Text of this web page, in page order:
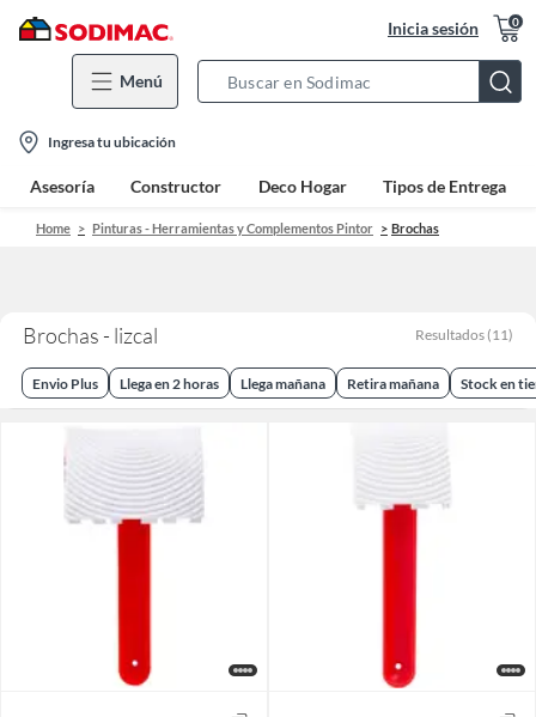
Inicia sesión 0
Menú
Bar
location-
icon
Ingresa tu ubicación
Asesoría Constructor Deco Hogar Tipos de Entrega
Home Pinturas - Herramientas y Complementos Pintor Brochas
Brochas - lizcal Resultados (11)
Envio Plus Llega en 2 horas Llega mañana Retira mañana Stock en